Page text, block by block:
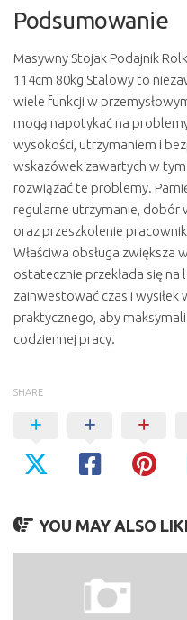
Podsumowanie
Masywny Stojak Podajnik
114cm 80kg Stalowy to
wiele funkcji w
mogą napotykać na
wysokości, utrzymaniem i
wskazówek zawartych w
rozwiązać te problemy.
regularne utrzymanie, dobór
oraz przeszkolenie
Właściwa obsługa zwiększa
ostatecznie przekłada się
zainwestować czas i wysiłek
praktycznego, aby
codziennej pracy.
SHARE
YOU MAY ALSO